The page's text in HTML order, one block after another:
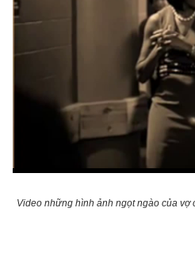
Video những hình ảnh ngọt ngào của vợ